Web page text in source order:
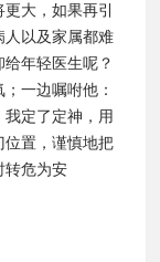
大，如果再引
人以及家属都难
年轻医生呢？
一边嘱咐他：
定了定神，用
位置，谨慎地把
转危为安